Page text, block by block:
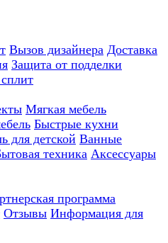
Вызов дизайнера Доставка
Защита от подделки
Мягкая мебель
Быстрые кухни
для детской Ванные
техника Аксессуары
программа
Отзывы Информация для